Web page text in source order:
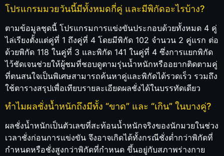
โปรแกรมมวยวันนี้มีทั้งหมดกี่คู่ และมีพิกัดอะไรบ้าง?
ตามข้อมูลชุดนี้ โปรแกรมการแข่งขันประกอบด้วยทั้งหมด 4 คู่
ไล่เรียงตั้งแต่คู่ที่ 1 ถึงคู่ที่ 4 โดยมีพิกัด 102 จำนวน 2 คู่แรก ต่อ
ด้วยพิกัด 118 ในคู่ที่ 3 และพิกัด 141 ในคู่ที่ 4 ซึ่งการแยกพิกัด
ไว้ชัดเจนช่วยให้ผู้ชมที่ชอบดูตามรุ่นน้ำหนักหรืออยากติดตามคู่
ที่ตนสนใจเป็นพิเศษสามารถค้นหาคู่และพิกัดได้รวดเร็ว รวมถึง
ใช้ตารางสรุปเพื่อเทียบรายละเอียดผลชั่งได้ในบรรทัดเดียว
ทำไมผลชั่งน้ำหนักถึงมีทั้ง “ขาด” และ “เกิน” ในบางคู่?
ผลชั่งน้ำหนักเป็นตัวเลขที่สะท้อนน้ำหนักจริงของนักมวยในช่วง
เวลาชั่งก่อนการแข่งขัน จึงอาจเกิดได้ทั้งกรณีชั่งต่ำกว่าพิกัดที่
กำหนดหรือชั่งสูงกว่าพิกัดที่กำหนด ขึ้นอยู่กับสภาพร่างกาย